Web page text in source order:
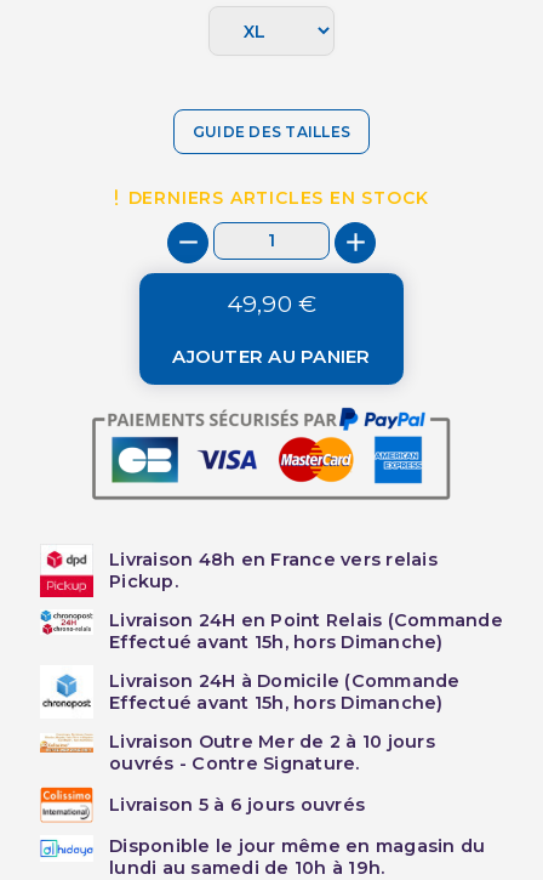
GUIDE DES TAILLES
DERNIERS ARTICLES EN STOCK
49,90 €
AJOUTER AU PANIER
Livraison 48h en France vers relais
Pickup.
Livraison 24H en Point Relais (Commande
Effectué avant 15h, hors Dimanche)
Livraison 24H à Domicile (Commande
Effectué avant 15h, hors Dimanche)
Livraison Outre Mer de 2 à 10 jours
ouvrés - Contre Signature.
Livraison 5 à 6 jours ouvrés
Disponible le jour même en magasin du
lundi au samedi de 10h à 19h.